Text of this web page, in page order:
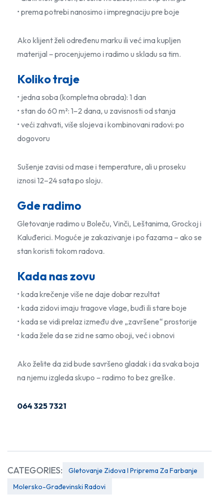
• prema potrebi nanosimo i impregnaciju pre boje
Ako klijent želi određenu marku ili već ima kupljen
materijal – procenjujemo i radimo u skladu sa tim.
Koliko traje
• jedna soba (kompletna obrada): 1 dan
• stan do 60 m²: 1–2 dana, u zavisnosti od stanja
• veći zahvati, više slojeva i kombinovani radovi: po
dogovoru
Sušenje zavisi od mase i temperature, ali u proseku
iznosi 12–24 sata po sloju.
Gde radimo
Gletovanje radimo u Boleču, Vinči, Leštanima, Grockoj i
Kaluđerici. Moguće je zakazivanje i po fazama – ako se
stan koristi tokom radova.
Kada nas zovu
• kada krečenje više ne daje dobar rezultat
• kada zidovi imaju tragove vlage, buđi ili stare boje
• kada se vidi prelaz između dve „završene“ prostorije
• kada žele da se zid ne samo oboji, već i obnovi
Ako želite da zid bude savršeno gladak i da svaka boja
na njemu izgleda skupo – radimo to bez greške.
064 325 7321
CATEGORIES:
Gletovanje Zidova I Priprema Za Farbanje
Molersko-Građevinski Radovi